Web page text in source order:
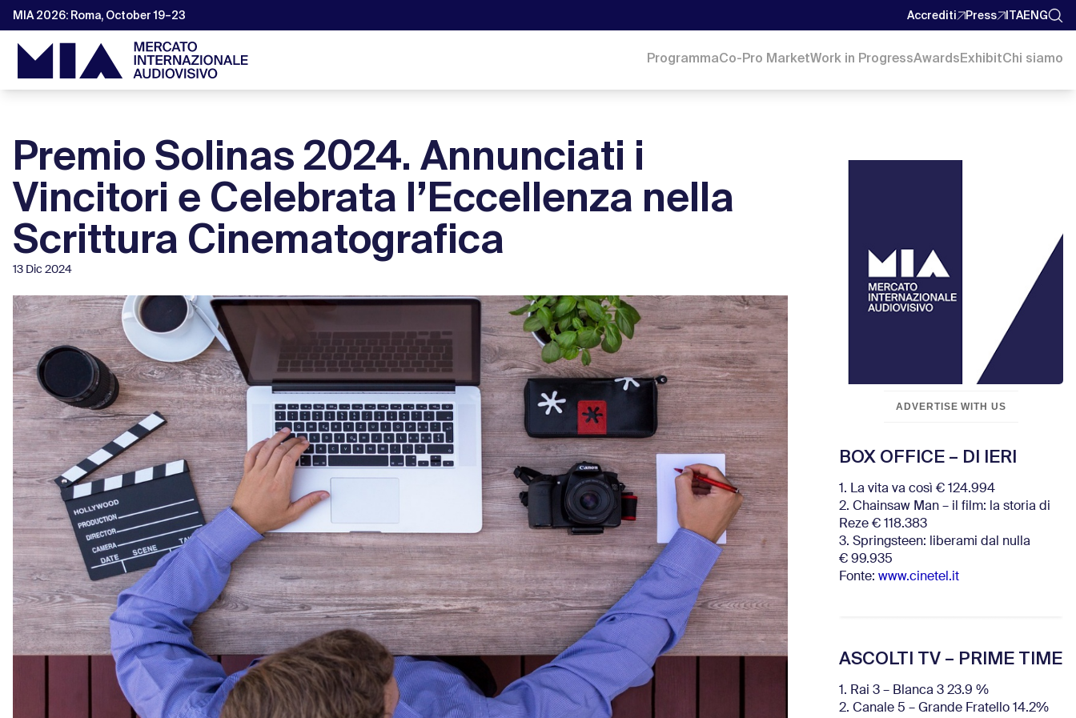
MIA 2026: Roma, October 19–23 Accrediti Press ITAENG
ProgrammaCo-Pro MarketWork in ProgressAwardsExhibitChi siamo
Premio Solinas 2024. Annunciati i
Vincitori e Celebrata l’Eccellenza nella
Scrittura Cinematografica
13 Dic 2024
ADVERTISE WITH US
BOX OFFICE – DI IERI
1. La vita va così € 124.994
2. Chainsaw Man – il film: la storia di
Reze € 118.383
3. Springsteen: liberami dal nulla
€ 99.935
Fonte: www.cinetel.it
ASCOLTI TV – PRIME TIME
1. Rai 3 – Blanca 3 23.9 %
2. Canale 5 – Grande Fratello 14.2%